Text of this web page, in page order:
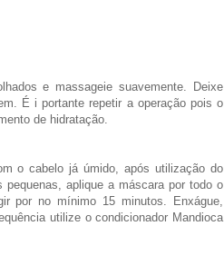
e massageie suavemente. Deixe
É i portante repetir a operação pois o
de hidratação.
o cabelo já úmido, após utilização do
aplique a máscara por todo o
por no mínimo 15 minutos. Enxágue,
utilize o condicionador Mandioca